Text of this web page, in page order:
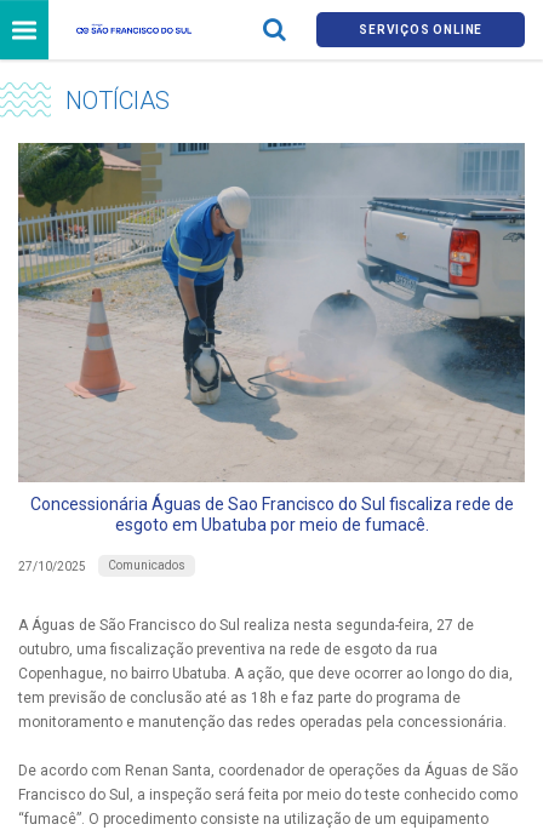
SERVIÇOS ONLINE
NOTÍCIAS
Concessionária Águas de Sao Francisco do Sul fiscaliza rede de
esgoto em Ubatuba por meio de fumacê.
27/10/2025 Comunicados
A Águas de São Francisco do Sul realiza nesta segunda-feira, 27 de
outubro, uma fiscalização preventiva na rede de esgoto da rua
Copenhague, no bairro Ubatuba. A ação, que deve ocorrer ao longo do dia,
tem previsão de conclusão até as 18h e faz parte do programa de
monitoramento e manutenção das redes operadas pela concessionária.
De acordo com Renan Santa, coordenador de operações da Águas de São
Francisco do Sul, a inspeção será feita por meio do teste conhecido como
“fumacê”. O procedimento consiste na utilização de um equipamento